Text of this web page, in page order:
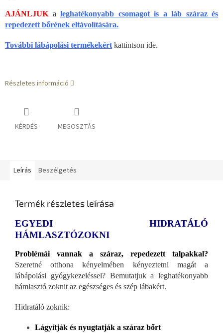
AJÁNLJUK a leghatékonyabb csomagot is a láb száraz és
repedezett bőrének eltávolítására.
További lábápolási termékekért kattintson ide.
Részletes információ
KÉRDÉS MEGOSZTÁS
Leírás Beszélgetés
Termék részletes leírása
EGYEDI HIDRATÁLÓ
HÁMLASZTÓZOKNI
Problémái vannak a száraz, repedezett talpakkal?
Szeretné otthona kényelmében kényeztetni magát a
lábápolási gyógykezeléssel? Bemutatjuk a leghatékonyabb
hámlasztó zoknit az egészséges és szép lábakért.
Hidratáló zoknik:
Lágyítják és nyugtatják a száraz bőrt